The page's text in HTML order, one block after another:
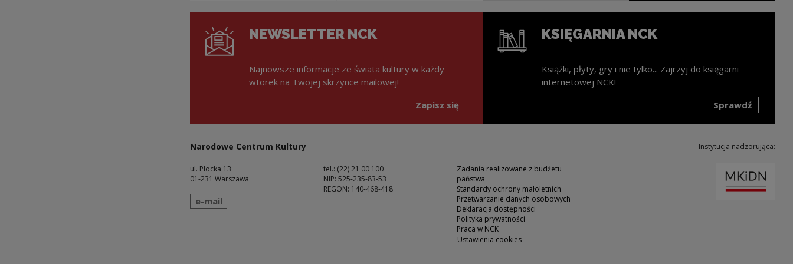
NEWSLETTER NCK
Najnowsze informacje ze świata kultury w każdy
wtorek na Twojej skrzynce mailowej!
Zapisz się
KSIĘGARNIA NCK
Książki, płyty, gry i nie tylko... Zajrzyj do księgarni
internetowej NCK!
Sprawdź
Narodowe Centrum Kultury
ul. Płocka 13
01-231 Warszawa
wyślij wiadomość
e-mail
tel.: (22) 21 00 100
NIP: 525-235-83-53
REGON: 140-468-418
Zadania realizowane z budżetu
państwa
Standardy ochrony małoletnich
Przetwarzanie danych osobowych
Deklaracja dostępności
Polityka prywatności
Praca w NCK
Ustawienia cookies
Instytucja nadzorująca: